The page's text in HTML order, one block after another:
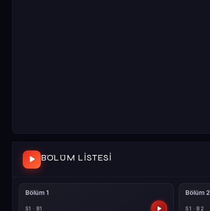
BÖLÜM LISTESI
Bölüm 1
S1 · B1
Bölüm 2
S1 · B2